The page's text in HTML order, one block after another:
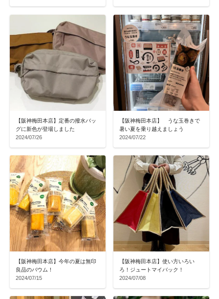
【阪神梅田本店】定番の撥水バッ
グに新色が登場しました
2024/07/26
【阪神梅田本店】 うな玉巻きで
暑い夏を乗り越えましょう
2024/07/22
【阪神梅田本店】今年の夏は無印
良品のバウム！
2024/07/15
【阪神梅田本店】使い方いろい
ろ！ジュートマイバック！
2024/07/08